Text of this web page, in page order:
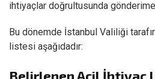
ihtiyaçlar doğrultusunda
Bu dönemde İstanbul Valiliği
listesi aşağıdadır:
Belirlenen Acil İhtiyaç